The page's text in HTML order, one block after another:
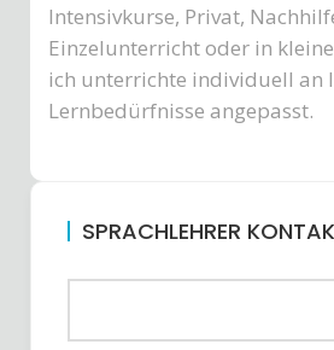
Intensivkurse, Privat,
Einzelunterricht oder in
ich unterrichte individuell an
Lernbedürfnisse angepasst.
SPRACHLEHRER